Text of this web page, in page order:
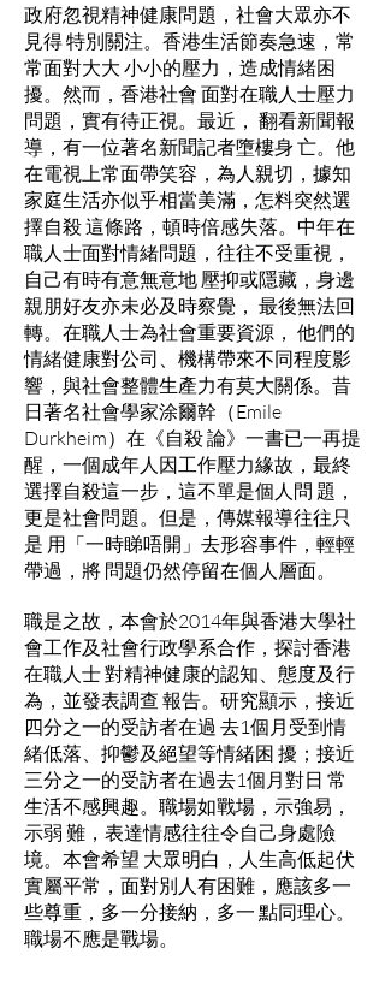
政府忽視精神健康問題，社會大眾亦不
見得 特別關注。香港生活節奏急速，常
常面對大大 小小的壓力，造成情緒困
擾。然而，香港社會 面對在職人士壓力
問題，實有待正視。最近， 翻看新聞報
導，有一位著名新聞記者墮樓身 亡。他
在電視上常面帶笑容，為人親切，據知
家庭生活亦似乎相當美滿，怎料突然選
擇自殺 這條路，頓時倍感失落。中年在
職人士面對情緒問題，往往不受重視，
自己有時有意無意地 壓抑或隱藏，身邊
親朋好友亦未必及時察覺， 最後無法回
轉。在職人士為社會重要資源， 他們的
情緒健康對公司、機構帶來不同程度影
響，與社會整體生產力有莫大關係。昔
日著名社會學家涂爾幹（Emile
Durkheim）在《自殺 論》一書已一再提
醒，一個成年人因工作壓力緣故，最終
選擇自殺這一步，這不單是個人問 題，
更是社會問題。但是，傳媒報導往往只
是 用「一時睇唔開」去形容事件，輕輕
帶過，將 問題仍然停留在個人層面。
職是之故，本會於2014年與香港大學社
會工作及社會行政學系合作，探討香港
在職人士 對精神健康的認知、態度及行
為，並發表調查 報告。研究顯示，接近
四分之一的受訪者在過 去1個月受到情
緒低落、抑鬱及絕望等情緒困 擾；接近
三分之一的受訪者在過去1個月對日 常
生活不感興趣。職場如戰場，示強易，
示弱 難，表達情感往往令自己身處險
境。本會希望 大眾明白，人生高低起伏
實屬平常，面對別人有困難，應該多一
些尊重，多一分接納，多一 點同理心。
職場不應是戰場。